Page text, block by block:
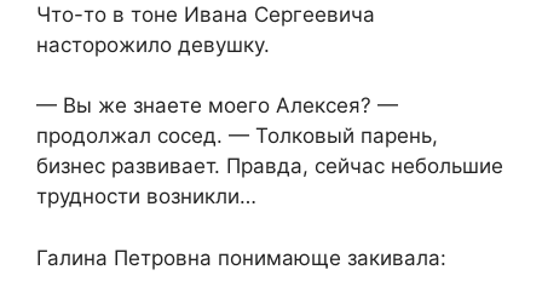
Что-то в тоне Ивана Сергеевича
насторожило девушку.
— Вы же знаете моего Алексея? —
продолжал сосед. — Толковый парень,
бизнес развивает. Правда, сейчас небольшие
трудности возникли…
Галина Петровна понимающе закивала: